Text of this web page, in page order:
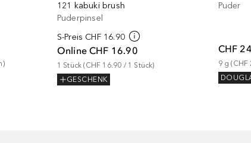
)
121 kabuki brush
Puderpinsel
S-Preis CHF 16.90
Online CHF 16.90
1 Stück (CHF 16.90 / 1 Stück)
GESCHENK
Puder
CHF
9 g (CHF